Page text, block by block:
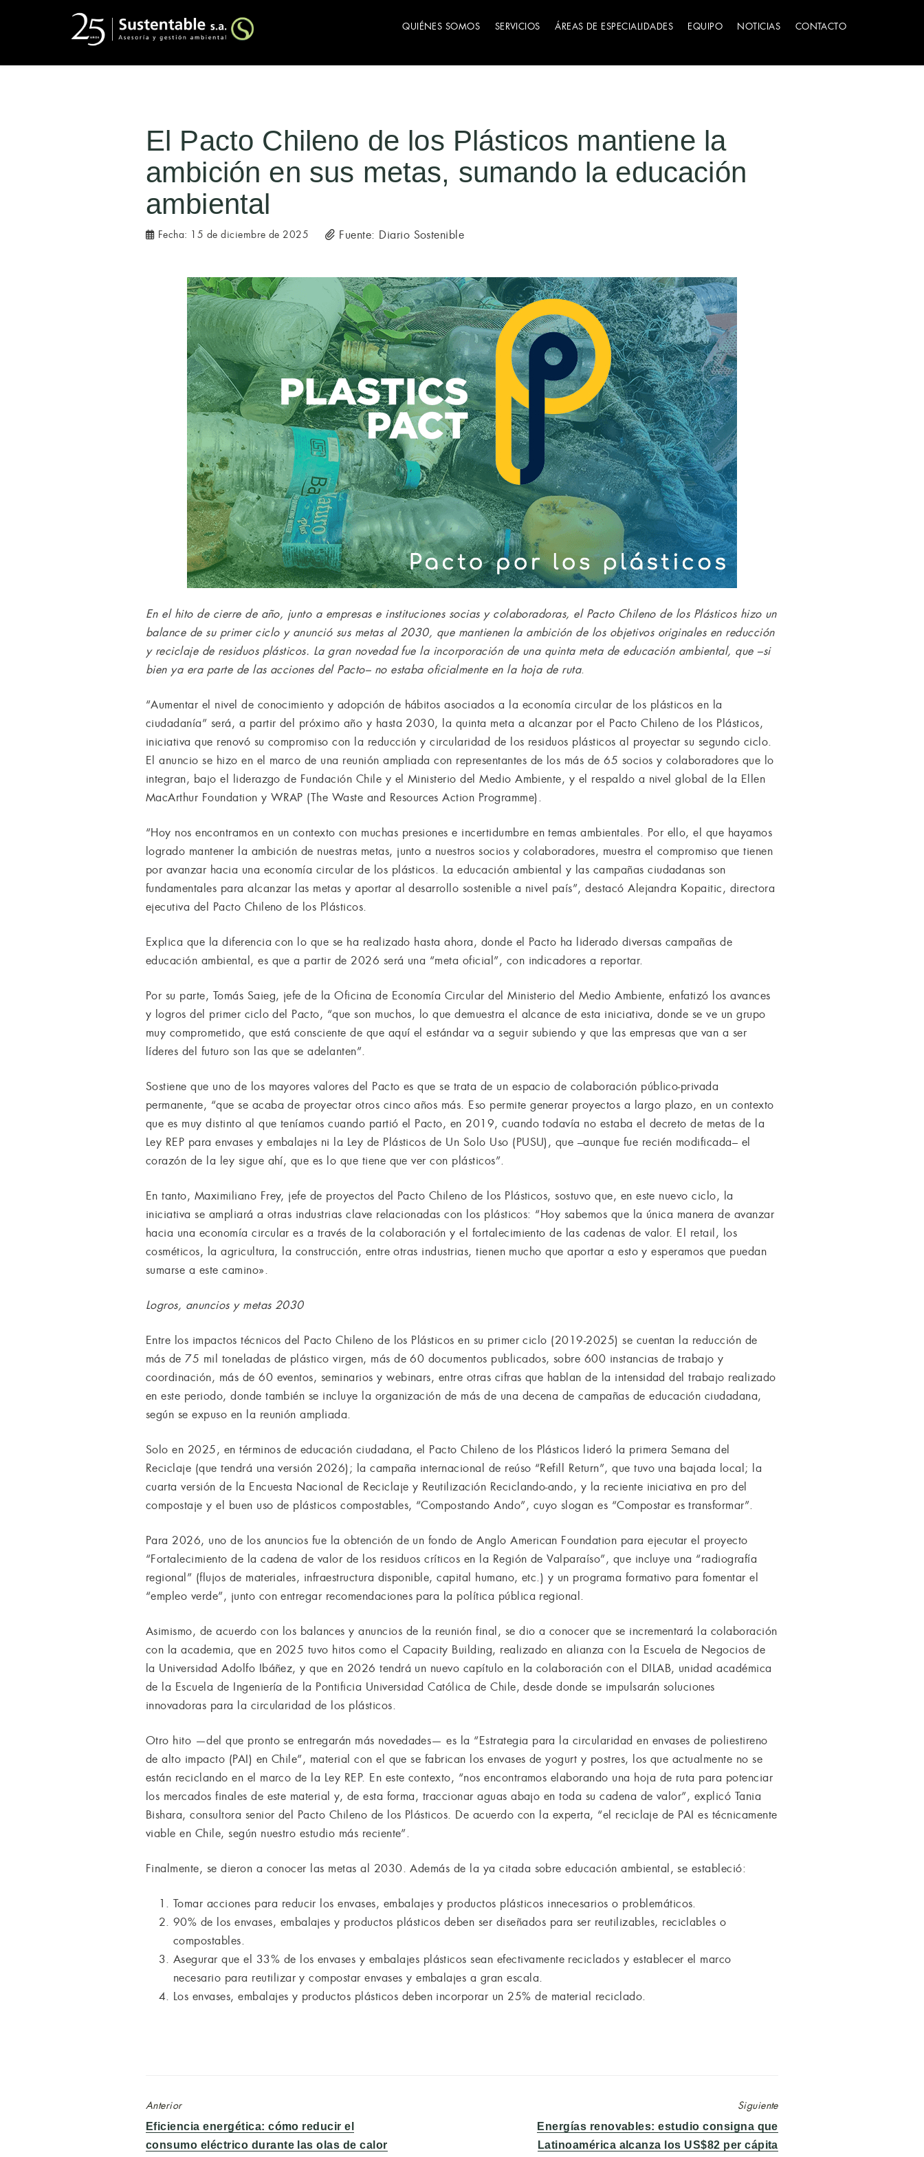
QUIÉNES SOMOS SERVICIOS ÁREAS DE ESPECIALIDADES EQUIPO NOTICIAS CONTACTO
El Pacto Chileno de los Plásticos mantiene la
ambición en sus metas, sumando la educación
ambiental
Fecha: 15 de diciembre de 2025 Fuente: Diario Sostenible
En el hito de cierre de año, junto a empresas e instituciones socias y colaboradoras, el Pacto Chileno de los Plásticos hizo un
balance de su primer ciclo y anunció sus metas al 2030, que mantienen la ambición de los objetivos originales en reducción
y reciclaje de residuos plásticos. La gran novedad fue la incorporación de una quinta meta de educación ambiental, que –si
bien ya era parte de las acciones del Pacto– no estaba oficialmente en la hoja de ruta.
“Aumentar el nivel de conocimiento y adopción de hábitos asociados a la economía circular de los plásticos en la
ciudadanía” será, a partir del próximo año y hasta 2030, la quinta meta a alcanzar por el Pacto Chileno de los Plásticos,
iniciativa que renovó su compromiso con la reducción y circularidad de los residuos plásticos al proyectar su segundo ciclo.
El anuncio se hizo en el marco de una reunión ampliada con representantes de los más de 65 socios y colaboradores que lo
integran, bajo el liderazgo de Fundación Chile y el Ministerio del Medio Ambiente, y el respaldo a nivel global de la Ellen
MacArthur Foundation y WRAP (The Waste and Resources Action Programme).
“Hoy nos encontramos en un contexto con muchas presiones e incertidumbre en temas ambientales. Por ello, el que hayamos
logrado mantener la ambición de nuestras metas, junto a nuestros socios y colaboradores, muestra el compromiso que tienen
por avanzar hacia una economía circular de los plásticos. La educación ambiental y las campañas ciudadanas son
fundamentales para alcanzar las metas y aportar al desarrollo sostenible a nivel país”, destacó Alejandra Kopaitic, directora
ejecutiva del Pacto Chileno de los Plásticos.
Explica que la diferencia con lo que se ha realizado hasta ahora, donde el Pacto ha liderado diversas campañas de
educación ambiental, es que a partir de 2026 será una “meta oficial”, con indicadores a reportar.
Por su parte, Tomás Saieg, jefe de la Oficina de Economía Circular del Ministerio del Medio Ambiente, enfatizó los avances
y logros del primer ciclo del Pacto, “que son muchos, lo que demuestra el alcance de esta iniciativa, donde se ve un grupo
muy comprometido, que está consciente de que aquí el estándar va a seguir subiendo y que las empresas que van a ser
líderes del futuro son las que se adelanten”.
Sostiene que uno de los mayores valores del Pacto es que se trata de un espacio de colaboración público-privada
permanente, “que se acaba de proyectar otros cinco años más. Eso permite generar proyectos a largo plazo, en un contexto
que es muy distinto al que teníamos cuando partió el Pacto, en 2019, cuando todavía no estaba el decreto de metas de la
Ley REP para envases y embalajes ni la Ley de Plásticos de Un Solo Uso (PUSU), que –aunque fue recién modificada– el
corazón de la ley sigue ahí, que es lo que tiene que ver con plásticos”.
En tanto, Maximiliano Frey, jefe de proyectos del Pacto Chileno de los Plásticos, sostuvo que, en este nuevo ciclo, la
iniciativa se ampliará a otras industrias clave relacionadas con los plásticos: “Hoy sabemos que la única manera de avanzar
hacia una economía circular es a través de la colaboración y el fortalecimiento de las cadenas de valor. El retail, los
cosméticos, la agricultura, la construcción, entre otras industrias, tienen mucho que aportar a esto y esperamos que puedan
sumarse a este camino».
Logros, anuncios y metas 2030
Entre los impactos técnicos del Pacto Chileno de los Plásticos en su primer ciclo (2019-2025) se cuentan la reducción de
más de 75 mil toneladas de plástico virgen, más de 60 documentos publicados, sobre 600 instancias de trabajo y
coordinación, más de 60 eventos, seminarios y webinars, entre otras cifras que hablan de la intensidad del trabajo realizado
en este periodo, donde también se incluye la organización de más de una decena de campañas de educación ciudadana,
según se expuso en la reunión ampliada.
Solo en 2025, en términos de educación ciudadana, el Pacto Chileno de los Plásticos lideró la primera Semana del
Reciclaje (que tendrá una versión 2026); la campaña internacional de reúso “Refill Return”, que tuvo una bajada local; la
cuarta versión de la Encuesta Nacional de Reciclaje y Reutilización Reciclando-ando, y la reciente iniciativa en pro del
compostaje y el buen uso de plásticos compostables, “Compostando Ando”, cuyo slogan es “Compostar es transformar”.
Para 2026, uno de los anuncios fue la obtención de un fondo de Anglo American Foundation para ejecutar el proyecto
“Fortalecimiento de la cadena de valor de los residuos críticos en la Región de Valparaíso”, que incluye una “radiografía
regional” (flujos de materiales, infraestructura disponible, capital humano, etc.) y un programa formativo para fomentar el
“empleo verde”, junto con entregar recomendaciones para la política pública regional.
Asimismo, de acuerdo con los balances y anuncios de la reunión final, se dio a conocer que se incrementará la colaboración
con la academia, que en 2025 tuvo hitos como el Capacity Building, realizado en alianza con la Escuela de Negocios de
la Universidad Adolfo Ibáñez, y que en 2026 tendrá un nuevo capítulo en la colaboración con el DILAB, unidad académica
de la Escuela de Ingeniería de la Pontificia Universidad Católica de Chile, desde donde se impulsarán soluciones
innovadoras para la circularidad de los plásticos.
Otro hito —del que pronto se entregarán más novedades— es la “Estrategia para la circularidad en envases de poliestireno
de alto impacto (PAI) en Chile”, material con el que se fabrican los envases de yogurt y postres, los que actualmente no se
están reciclando en el marco de la Ley REP. En este contexto, “nos encontramos elaborando una hoja de ruta para potenciar
los mercados finales de este material y, de esta forma, traccionar aguas abajo en toda su cadena de valor”, explicó Tania
Bishara, consultora senior del Pacto Chileno de los Plásticos. De acuerdo con la experta, “el reciclaje de PAI es técnicamente
viable en Chile, según nuestro estudio más reciente”.
Finalmente, se dieron a conocer las metas al 2030. Además de la ya citada sobre educación ambiental, se estableció:
Tomar acciones para reducir los envases, embalajes y productos plásticos innecesarios o problemáticos.
90% de los envases, embalajes y productos plásticos deben ser diseñados para ser reutilizables, reciclables o
compostables.
Asegurar que el 33% de los envases y embalajes plásticos sean efectivamente reciclados y establecer el marco
necesario para reutilizar y compostar envases y embalajes a gran escala.
Los envases, embalajes y productos plásticos deben incorporar un 25% de material reciclado.
Anterior
Entrada
anterior:
Eficiencia energética: cómo reducir el
consumo eléctrico durante las olas de calor
Siguiente
Entrada
siguiente:
Energías renovables: estudio consigna que
Latinoamérica alcanza los US$82 per cápita